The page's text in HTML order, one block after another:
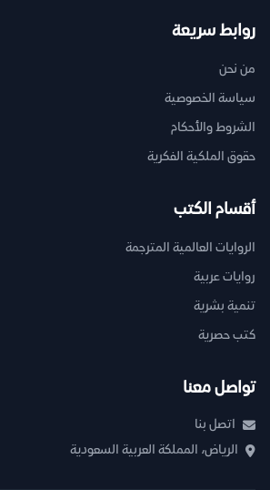
روابط سريعة
من نحن
سياسة الخصوصية
الشروط والأحكام
حقوق الملكية الفكرية
أقسام الكتب
الروايات العالمية المترجمة
روايات عربية
تنمية بشرية
كتب حصرية
تواصل معنا
اتصل بنا
الرياض، المملكة العربية السعودية